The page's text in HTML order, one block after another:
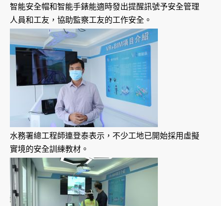
智能安全帽和智能手錶能適時發出提醒訊號予安全管理
人員和工友，協助監察工友的工作安全。
水務署總工程師連登泰表示，不少工地已開始採用虛擬
實境的安全訓練教材。